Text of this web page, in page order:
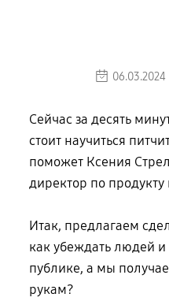
Сейчас за десять
стоит научиться
поможет Ксения
директор по продукту
Итак, предлагаем
как убеждать людей и
публике, а мы
рукам?